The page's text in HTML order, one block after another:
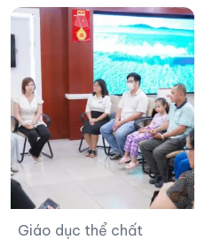
Giáo dục thể chất